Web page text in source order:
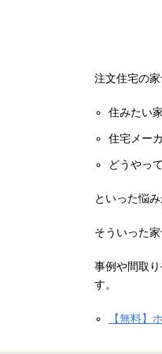
注文住宅の
住みたい
住宅メー
どうやっ
といった悩
そういった
事例や間取
す。
【無料】